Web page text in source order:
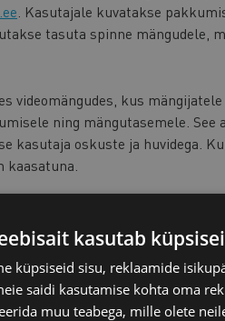
. Kasutajale kuvatakse
tasuta spinne mängudele,
videomängudes, kus
ning mängutasemele. See
kasutaja oskuste ja huvidega.
kaasatuna.
igasse hetke
kindla kohaga, näiteks
seade, mis võimaldab ligi
ajal.Statistikaameti andmetel
uskuda, et nutitelefoni kasutus
kasutab
küpsiseid sisu, reklaamide
saidi kasutamise kohta oma
muu teabega, mille olete